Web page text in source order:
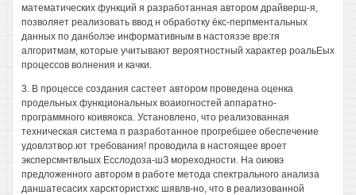
математических функций я разработанная автором драйверш-я,
позволяет реализовать ввод н обработку ёкс-перпментальных
данных по данболэе информативным в настоязэе вре:гя
алгоритмам, которые учитывают вероятностный характер роальЕых
процессов волнения и качки.
3. В процессе создания састеет автором проведена оценка
продельных функциональных воаиогностей аппаратно-
программного коивяокса. Установлено, что реализованная
техническая система п разработанное прогребшее обеспечение
удовлэтвор.ют требования! проводила в настоящее вроет
эксперсмнтвльшх Есслодоза-шЗ мореходности. На оиювэ
предложенного автором в работе метода спектрального анализа
даншатесасих харсктористхкс шявлв-но, что в реализованной